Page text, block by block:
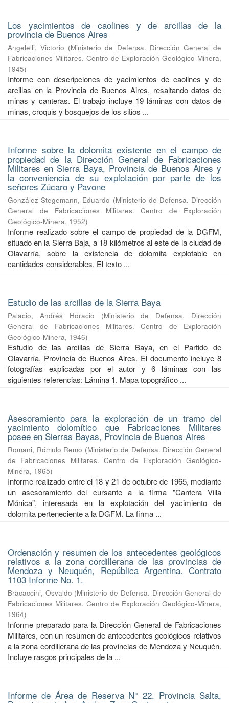
Los yacimientos de caolines y de arcillas de la
provincia de Buenos Aires
Angelelli, Victorio (Ministerio de Defensa. Dirección General de
Fabricaciones Militares. Centro de Exploración Geológico-Minera,
1945)
Informe con descripciones de yacimientos de caolines y de
arcillas en la Provincia de Buenos Aires, resaltando datos de
minas y canteras. El trabajo incluye 19 láminas con datos de
minas, croquis y bosquejos de los sitios ...
Informe sobre la dolomita existente en el campo de
propiedad de la Dirección General de Fabricaciones
Militares en Sierra Baya, Provincia de Buenos Aires y
la conveniencia de su explotación por parte de los
señores Zúcaro y Pavone
González Stegemann, Eduardo (Ministerio de Defensa. Dirección
General de Fabricaciones Militares. Centro de Exploración
Geológico-Minera, 1952)
Informe realizado sobre el campo de propiedad de la DGFM,
situado en la Sierra Baja, a 18 kilómetros al este de la ciudad de
Olavarría, sobre la existencia de dolomita explotable en
cantidades considerables. El texto ...
Estudio de las arcillas de la Sierra Baya
Palacio, Andrés Horacio (Ministerio de Defensa. Dirección
General de Fabricaciones Militares. Centro de Exploración
Geológico-Minera, 1946)
Estudio de las arcillas de Sierra Baya, en el Partido de
Olavarría, Provincia de Buenos Aires. El documento incluye 8
fotografías explicadas por el autor y 6 láminas con las
siguientes referencias: Lámina 1. Mapa topográfico ...
Asesoramiento para la exploración de un tramo del
yacimiento dolomítico que Fabricaciones Militares
posee en Sierras Bayas, Provincia de Buenos Aires
Romani, Rómulo Remo (Ministerio de Defensa. Dirección General
de Fabricaciones Militares. Centro de Exploración Geológico-
Minera, 1965)
Informe realizado entre el 18 y 21 de octubre de 1965, mediante
un asesoramiento del cursante a la firma "Cantera Villa
Mónica", interesada en la explotación del yacimiento de
dolomita perteneciente a la DGFM. La firma ...
Ordenación y resumen de los antecedentes geológicos
relativos a la zona cordillerana de las provincias de
Mendoza y Neuquén, República Argentina. Contrato
1103 Informe No. 1.
Bracaccini, Osvaldo (Ministerio de Defensa. Dirección General de
Fabricaciones Militares. Centro de Exploración Geológico-Minera,
1964)
Informe preparado para la Dirección General de Fabricaciones
Militares, con un resumen de antecedentes geológicos relativos
a la zona cordillerana de las provincias de Mendoza y Neuquén.
Incluye rasgos principales de la ...
Informe de Área de Reserva N° 22. Provincia Salta,